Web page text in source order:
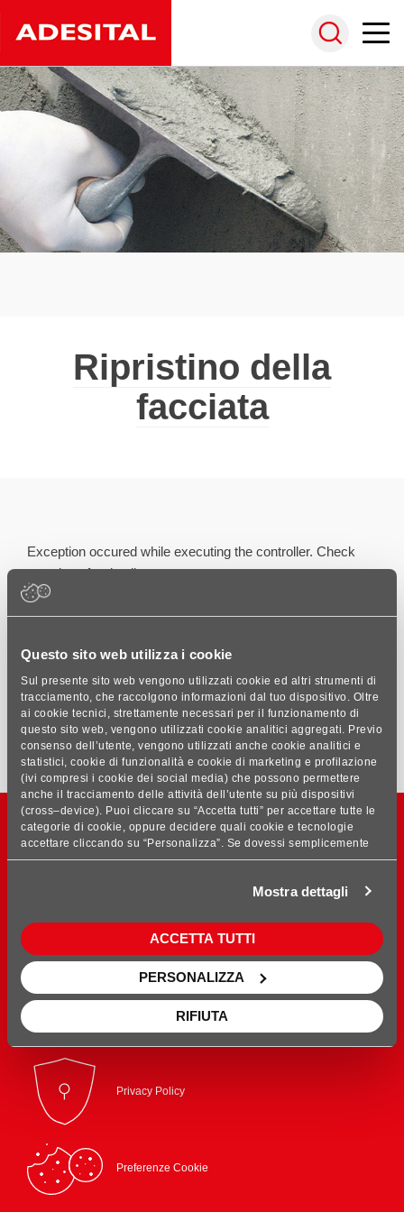
Questo sito web utilizza i cookie
Sul presente sito web vengono utilizzati cookie ed altri strumenti di
tracciamento, che raccolgono informazioni dal tuo dispositivo. Oltre
ai cookie tecnici, strettamente necessari per il funzionamento di
questo sito web, vengono utilizzati cookie analitici aggregati. Previo
consenso dell’utente, vengono utilizzati anche cookie analitici e
statistici, cookie di funzionalità e cookie di marketing e profilazione
(ivi compresi i cookie dei social media) che possono permettere
anche il tracciamento delle attività dell’utente su più dispositivi
(cross–device). Puoi cliccare su “Accetta tutti” per accettare tutte le
categorie di cookie, oppure decidere quali cookie e tecnologie
accettare cliccando su “Personalizza”. Se dovessi semplicemente
chiudere questo banner, rifiutare i cookie o continuare a navigare,
maggiori dettagli, consulta le nostre sezioni Privacy Policy e Cookie
Mostra dettagli
ACCETTA TUTTI
PERSONALIZZA
RIFIUTA
Ripristino della
facciata
Exception occured while executing the controller. Check
error logs for details.
ISCRIVITI
Cookie Policy
Privacy Policy
Preferenze Cookie